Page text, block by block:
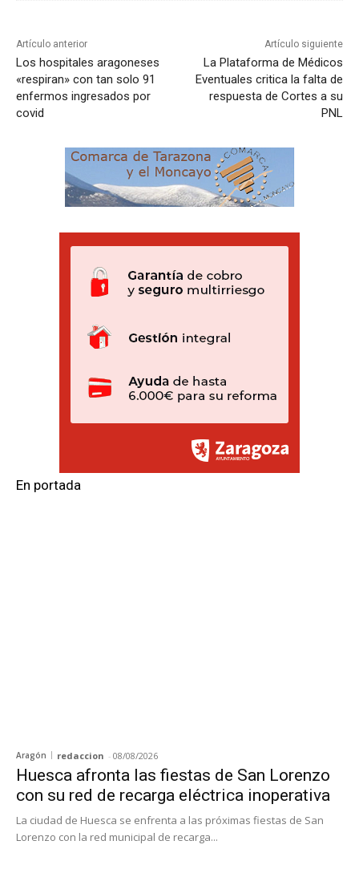
Artículo anterior
Los hospitales aragoneses
«respiran» con tan solo 91
enfermos ingresados por
covid
Artículo siguiente
La Plataforma de Médicos
Eventuales critica la falta de
respuesta de Cortes a su
PNL
En portada
Aragón redaccion - 08/08/2026
Huesca afronta las fiestas de San Lorenzo
con su red de recarga eléctrica inoperativa
La ciudad de Huesca se enfrenta a las próximas fiestas de San
Lorenzo con la red municipal de recarga...